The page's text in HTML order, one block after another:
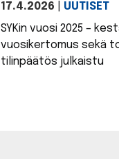
17.4.2026
UUTISET
SYKin vuosi 2025 –
vuosikertomus sekä
tilinpäätös julkaistu